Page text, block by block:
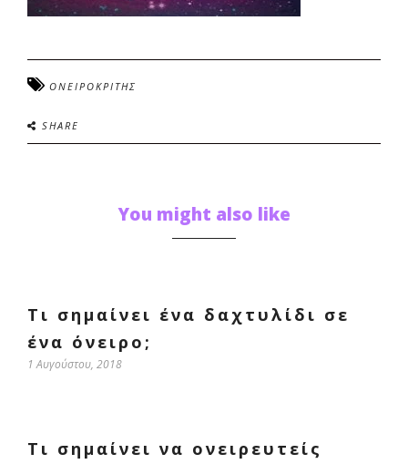
ΟΝΕΙΡΟΚΡΙΤΗΣ
SHARE
You might also like
Τι σημαίνει ένα δαχτυλίδι σε
ένα όνειρο;
1 Αυγούστου, 2018
Τι σημαίνει να ονειρευτείς